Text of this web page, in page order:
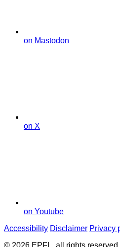
on Mastodon
on X
on Youtube
Accessibility Disclaimer Privacy